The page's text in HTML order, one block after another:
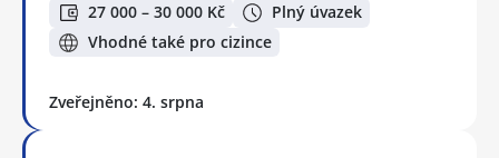
27 000 – 30 000 Kč
Plný úvazek
Vhodné také pro cizince
Zveřejněno: 4. srpna